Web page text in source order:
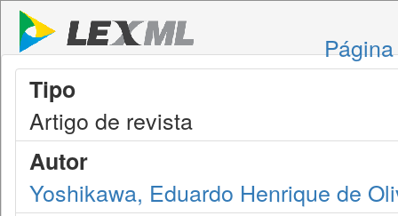
Tipo
Artigo de revista
Autor
Yoshikawa, Eduardo Henrique de